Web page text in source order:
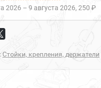
2026 – 9 августа 2026 250 ₽
Стойки, крепления, держатели